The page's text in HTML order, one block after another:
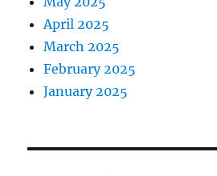
April 2025
March 2025
February 2025
January 2025